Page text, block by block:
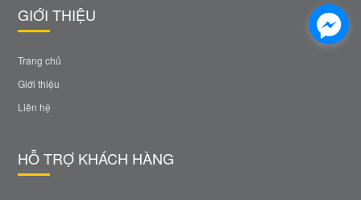
GIỚI THIỆU
Trang chủ
Giới thiệu
Liên hệ
HỖ TRỢ KHÁCH HÀNG